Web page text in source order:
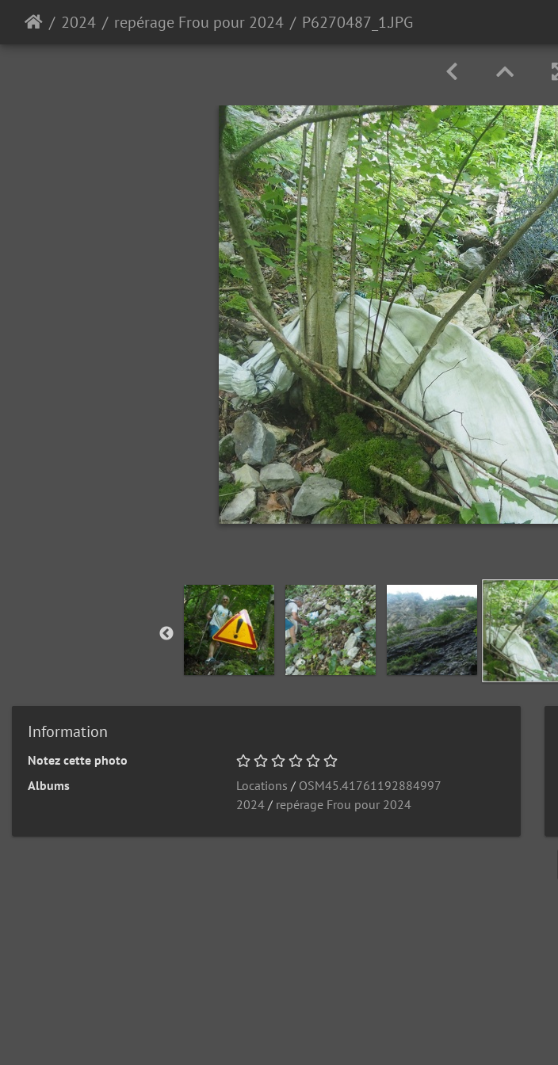
2024 repérage Frou pour 2024 P6270487_1.JPG
Information
Notez cette photo
Albums
Locations / OSM45.41761192884997
2024 / repérage Frou pour 2024